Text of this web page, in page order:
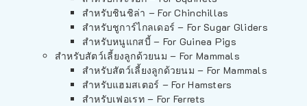
สำหรับชินชิล่า – For Chinchillas
สำหรับชูการ์ไกลเดอร์ – For Sugar Gliders
สำหรับหนูแกสบี้ – For Guinea Pigs
สำหรับสัตว์เลี้ยงลูกด้วยนม – For Mammals
สำหรับสัตว์เลี้ยงลูกด้วยนม – For Mammals
สำหรับแฮมสเตอร์ – For Hamsters
สำหรับเฟอเรท – For Ferrets